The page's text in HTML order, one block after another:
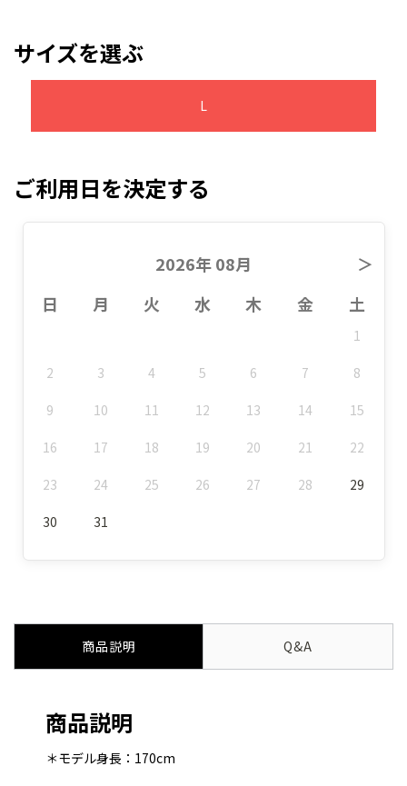
サイズを選ぶ
L
ご利用日を決定する
2026年 08月
＞
日
月 火 水 木 金 土
1
2 3 4 5 6 7 8
9 10 11 12 13 14 15
16 17 18 19 20 21 22
23 24 25 26 27 28 29
30 31
商品説明 Q&A
商品説明
＊モデル身長：170cm